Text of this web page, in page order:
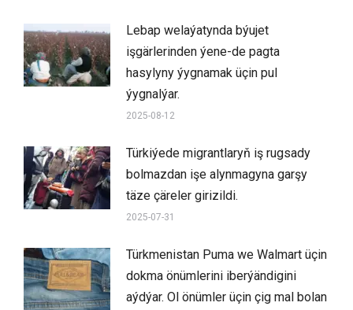
Lebap welaýatynda býujet
işgärlerinden ýene-de pagta
hasylyny ýygnamak üçin pul
ýygnalýar.
2025-08-12
Türkiýede migrantlaryň iş rugsady
bolmazdan işe alynmagyna garşy
täze çäreler girizildi.
2025-07-31
Türkmenistan Puma we Walmart üçin
dokma önümlerini iberýändigini
aýdýar. Ol önümler üçin çig mal bolan